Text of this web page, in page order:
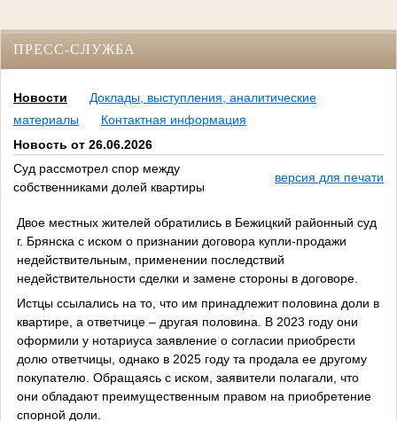
ПРЕСС-СЛУЖБА
Новости
Доклады, выступления, аналитические
материалы
Контактная информация
Новость от 26.06.2026
Суд рассмотрел спор между
собственниками долей квартиры
версия для печати
Двое местных жителей обратились в Бежицкий районный суд
г. Брянска с иском о признании договора купли-продажи
недействительным, применении последствий
недействительности сделки и замене стороны в договоре.
Истцы ссылались на то, что им принадлежит половина доли в
квартире, а ответчице – другая половина. В 2023 году они
оформили у нотариуса заявление о согласии приобрести
долю ответчицы, однако в 2025 году та продала ее другому
покупателю. Обращаясь с иском, заявители полагали, что
они обладают преимущественным правом на приобретение
спорной доли.